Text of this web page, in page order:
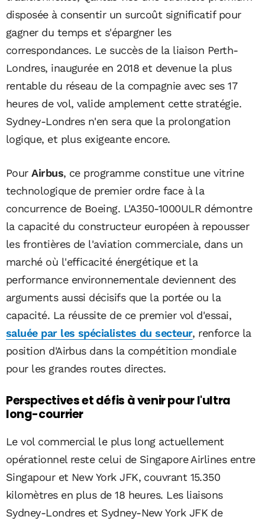
disposée à consentir un surcoût significatif pour
gagner du temps et s'épargner les
correspondances. Le succès de la liaison Perth-
Londres, inaugurée en 2018 et devenue la plus
rentable du réseau de la compagnie avec ses 17
heures de vol, valide amplement cette stratégie.
Sydney-Londres n'en sera que la prolongation
logique, et plus exigeante encore.
PourAirbus, ce programme constitue une vitrine
technologique de premier ordre face à la
concurrence de Boeing. L'A350-1000ULR démontre
la capacité du constructeur européen à repousser
les frontières de l'aviation commerciale, dans un
marché où l'efficacité énergétique et la
performance environnementale deviennent des
arguments aussi décisifs que la portée ou la
capacité. La réussite de ce premier vol d'essai,
saluée par les spécialistes du secteur, renforce la
position d'Airbus dans la compétition mondiale
pour les grandes routes directes.
Perspectives et défis à venir pour l'ultra
long-courrier
Le vol commercial le plus long actuellement
opérationnel reste celui de Singapore Airlines entre
Singapour et New York JFK, couvrant 15.350
kilomètres en plus de 18 heures. Les liaisons
Sydney-Londres et Sydney-New York JFK de